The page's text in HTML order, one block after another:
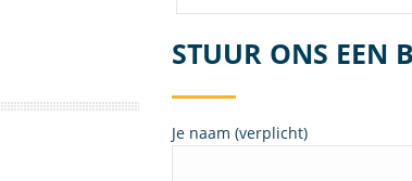
STUUR ONS EEN
Je naam (verplicht)